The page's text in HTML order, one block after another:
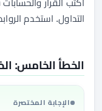
اكتب القرار
التداول. استخدم
الخطأ الخامس:
الإجابة المختصرة